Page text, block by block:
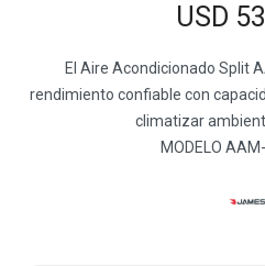
USD
El Aire Acondicionado Split
rendimiento confiable con
climatizar
MODELO